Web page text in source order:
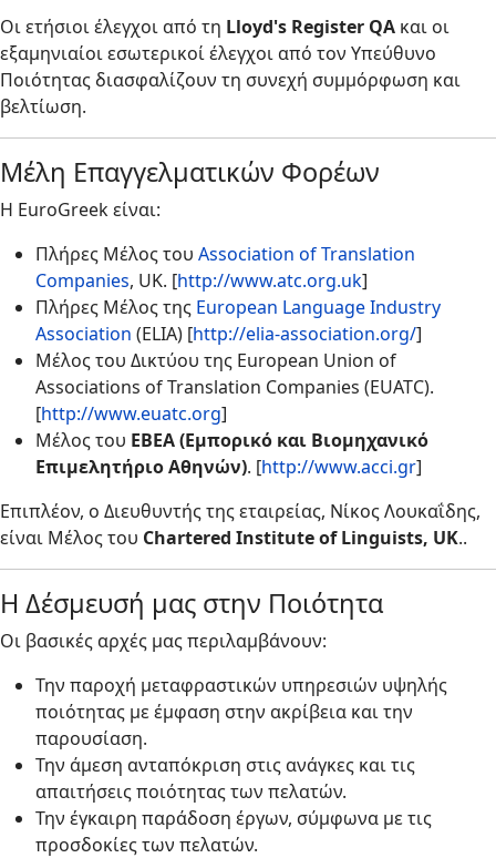
Οι ετήσιοι έλεγχοι από τη Lloyd's Register QA και οι
εξαμηνιαίοι εσωτερικοί έλεγχοι από τον Υπεύθυνο
Ποιότητας διασφαλίζουν τη συνεχή συμμόρφωση και
βελτίωση.
Μέλη Επαγγελματικών Φορέων
Η EuroGreek είναι:
Πλήρες Μέλος του Association of Translation
Companies, UK. [http://www.atc.org.uk]
Πλήρες Μέλος της European Language Industry
Association (ELIA) [http://elia-association.org/]
Μέλος του Δικτύου της European Union of
Associations of Translation Companies (EUATC).
[http://www.euatc.org]
Μέλος του ΕΒΕΑ(Εμπορικό και Βιομηχανικό
Επιμελητήριο Αθηνών). [http://www.acci.gr]
Επιπλέον, ο Διευθυντής της εταιρείας, Νίκος Λουκαΐδης,
είναι Μέλος του Chartered Institute of Linguists, UK..
Η Δέσμευσή μας στην Ποιότητα
Οι βασικές αρχές μας περιλαμβάνουν:
Την παροχή μεταφραστικών υπηρεσιών υψηλής
ποιότητας με έμφαση στην ακρίβεια και την
παρουσίαση.
Την άμεση ανταπόκριση στις ανάγκες και τις
απαιτήσεις ποιότητας των πελατών.
Την έγκαιρη παράδοση έργων, σύμφωνα με τις
προσδοκίες των πελατών.